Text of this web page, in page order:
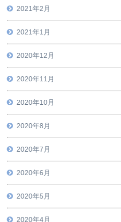
2021年2月
2021年1月
2020年12月
2020年11月
2020年10月
2020年8月
2020年7月
2020年6月
2020年5月
2020年4月